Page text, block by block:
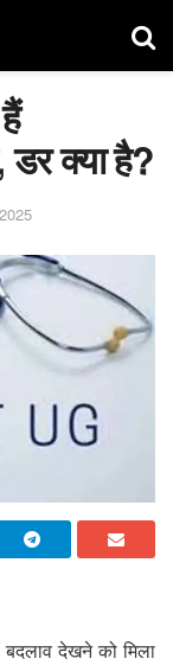
डर क्या है?
देखने को मिला